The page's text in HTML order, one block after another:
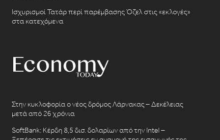
Ισχυρισμοί Τατάρ περί παρέμβασης Όζελ στις «εκλογές»
στα κατεχόμενα
Στην κυκλοφορία ο νέος δρόμος Λάρνακας – Δεκέλειας
μετά από 26 χρόνια
SoftBank: Κέρδη 8,5 δισ. δολαρίων από την Intel –